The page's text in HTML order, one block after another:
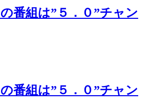
番組は”５．０”チャン
番組は”５．０”チャン